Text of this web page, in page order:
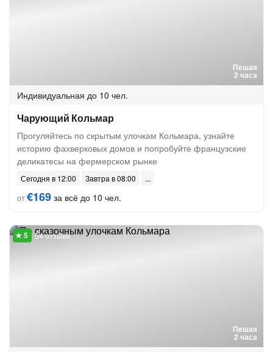
Пешая
2 часа
Индивидуальная до 10 чел.
Чарующий Кольмар
Прогуляйтесь по скрытым улочкам Кольмара, узнайте
историю фахверковых домов и попробуйте французские
деликатесы на фермерском рынке
Сегодня в 12:00
Завтра в 08:00
от€169 за всё до 10 чел.
Пешая
2 часа
54 отзыва